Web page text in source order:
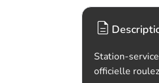
Station-
officielle